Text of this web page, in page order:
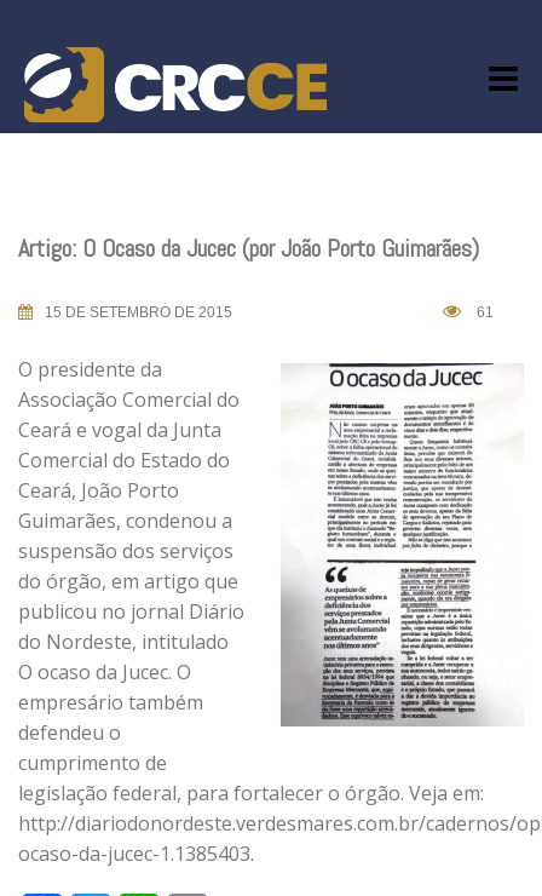
content
Artigo: O Ocaso da Jucec (por João Porto Guimarães)
15 DE SETEMBRO DE 2015 61
O presidente da
Associação Comercial do
Ceará e vogal da Junta
Comercial do Estado do
Ceará, João Porto
Guimarães, condenou a
suspensão dos serviços
do órgão, em artigo que
publicou no jornal Diário
do Nordeste, intitulado
O ocaso da Jucec. O
empresário também
defendeu o
cumprimento de
legislação federal, para fortalecer o órgão. Veja em:
http://diariodonordeste.verdesmares.com.br/cadernos/
ocaso-da-jucec-1.1385403.